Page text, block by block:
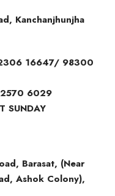
Kanchanjhunjha
16647/ 98300
6029
SUNDAY
Barasat, (Near
Ashok Colony),